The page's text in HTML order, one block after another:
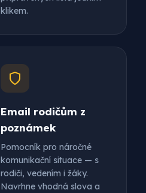
klikem.
Email rodičům z
poznámek
Pomocník pro náročné
komunikační situace — s
rodiči, vedením i žáky.
Navrhne vhodná slova a